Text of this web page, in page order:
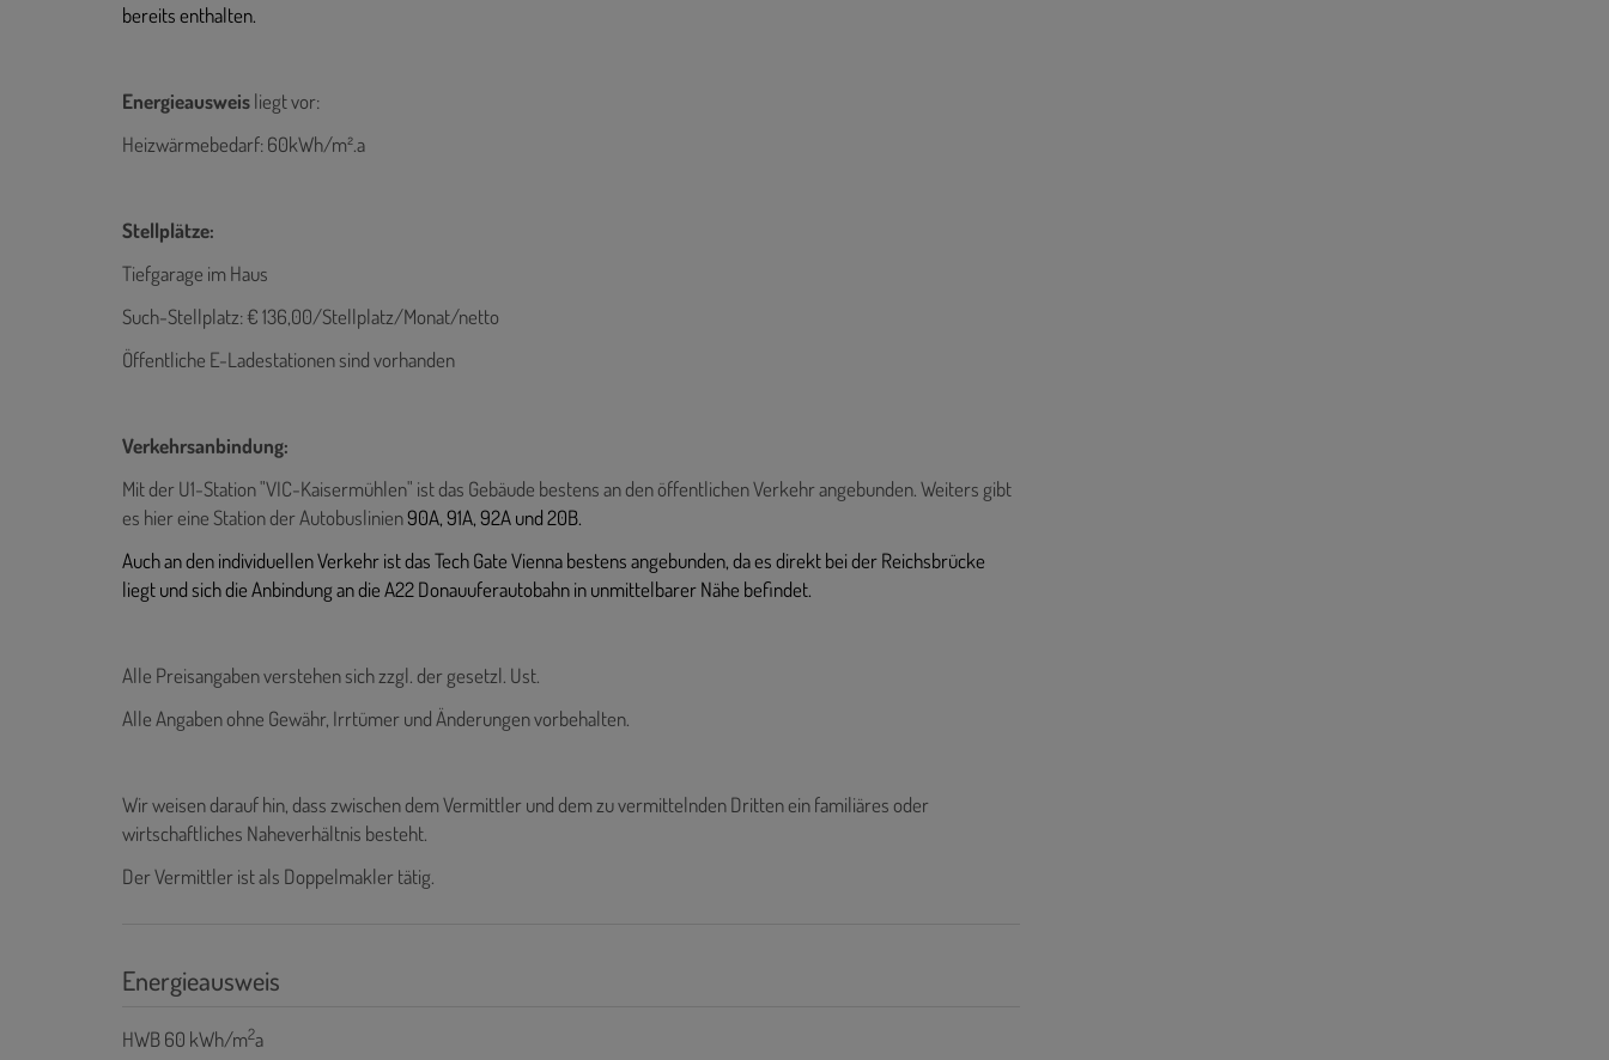
bereits enthalten.
Energieausweisliegt vor:
Heizwärmebedarf: 60kWh/m².a
Stellplätze:
Tiefgarage im Haus
Such-Stellplatz: € 136,00/Stellplatz/Monat/netto
Öffentliche E-Ladestationen sind vorhanden
Verkehrsanbindung:
Mit der U1-Station "VIC-Kaisermühlen" ist das Gebäude bestens an den öffentlichen Verkehr angebunden. Weiters gibt
es hier eine Station der Autobuslinien90A, 91A, 92A und 20B.
Auch an den individuellen Verkehr ist das Tech Gate Vienna bestens angebunden, da es direkt bei der Reichsbrücke
liegt und sich die Anbindung an die A22 Donauuferautobahn in unmittelbarer Nähe befindet.
Alle Preisangaben verstehen sich zzgl. der gesetzl. Ust.
Alle Angaben ohne Gewähr, Irrtümer und Änderungen vorbehalten.
Wir weisen darauf hin, dass zwischen dem Vermittler und dem zu vermittelnden Dritten ein familiäres oder
wirtschaftliches Naheverhältnis besteht.
Der Vermittler ist als Doppelmakler tätig.
Energieausweis
HWB60 kWh/m2a